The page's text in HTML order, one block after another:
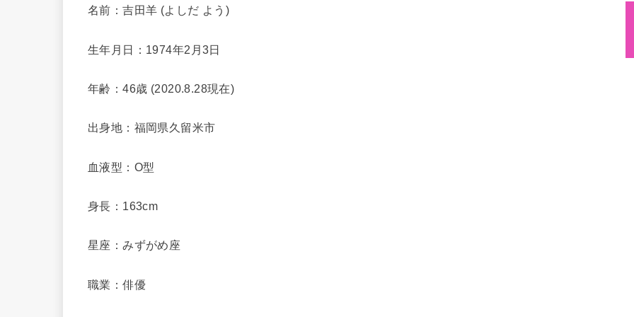
名前：吉田羊 (よしだ よう)
生年月日：1974年2月3日
年齢：46歳 (2020.8.28現在)
出身地：福岡県久留米市
血液型：O型
身長：163cm
星座：みずがめ座
職業：俳優